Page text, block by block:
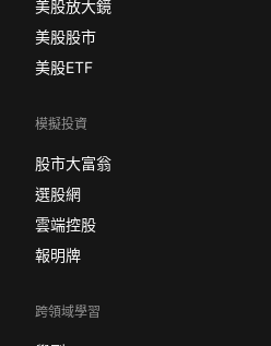
美股放大鏡
美股股市
美股ETF
模擬投資
股市大富翁
選股網
雲端控股
報明牌
跨領域學習